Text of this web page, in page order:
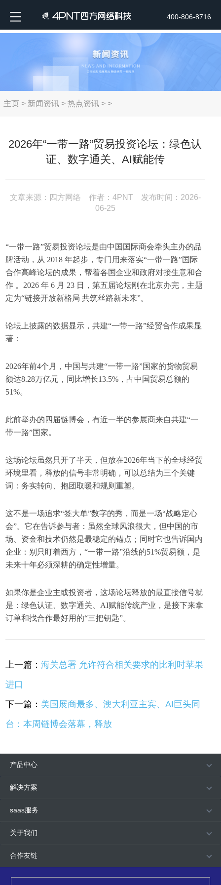
400-806-8716
主页> 新闻资讯> 热点资讯> >
2026年“一带一路”贸易投资论坛：绿色认
证、数字通关、AI赋能传
文章来源：四方网络 作者：4PNT 发布时间：2026-
06-25
“一带一路”贸易投资论坛是由中国国际商会牵头主办的品
牌活动，从 2018 年起步，专门用来落实“一带一路”国际
合作高峰论坛的成果，帮着各国企业和政府对接生意和合
作 。‌2026 年 6 月 23 日，第五届论坛刚在北京办完‌，主题
定为“链接开放新格局 共筑丝路新未来”。
论坛上披露的数据显示，共建“一带一路”经贸合作成果显
著：
2026年前4个月，中国与共建“一带一路”国家的货物贸易
额达8.28万亿元，同比增长13.5%，占中国贸易总额的
51%。
此前举办的四届链博会，有近一半的参展商来自共建“一
带一路”国家。
这场论坛虽然只开了半天，但放在2026年当下的全球经贸
环境里看，释放的信号非常明确，可以总结为三个关键
词：务实转向、抱团取暖和规则重塑。
这不是一场追求“签大单”数字的秀，而是一场“战略定心
会”。它在告诉参与者：虽然全球风浪很大，但中国的市
场、资金和技术仍然是最稳定的锚点；同时它也告诉国内
企业：别只盯着西方，“一带一路”沿线的51%贸易额，是
未来十年必须深耕的确定性增量。
如果你是企业主或投资者，这场论坛释放的最直接信号就
是：绿色认证、数字通关、AI赋能传统产业，是接下来拿
订单和找合作最好用的“三把钥匙”。
上一篇：海关总署 允许符合相关要求的比利时苹果
进口
下一篇： 美国展商最多、澳大利亚主宾、AI巨头同
台：本周链博会落幕，释放
产品中心
解决方案
saas服务
关于我们
合作友链